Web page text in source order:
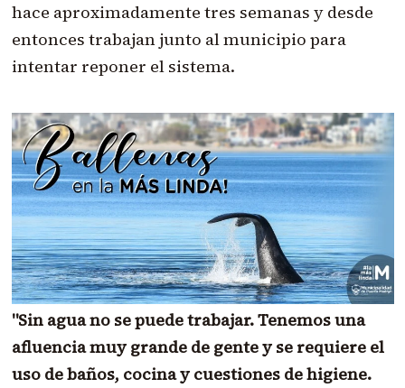
hace aproximadamente tres semanas y desde
entonces trabajan junto al municipio para
intentar reponer el sistema.
"Sin agua no se puede trabajar. Tenemos una
afluencia muy grande de gente y se requiere el
uso de baños, cocina y cuestiones de higiene.